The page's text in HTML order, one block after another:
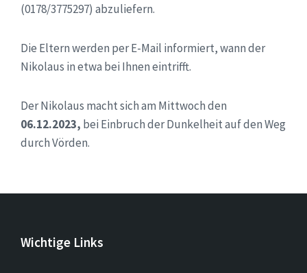
(0178/3775297) abzuliefern.
Die Eltern werden per E-Mail informiert, wann der
Nikolaus in etwa bei Ihnen eintrifft.
Der Nikolaus macht sich am Mittwoch den
06.12.2023, bei Einbruch der Dunkelheit auf den Weg
durch Vörden.
Wichtige Links